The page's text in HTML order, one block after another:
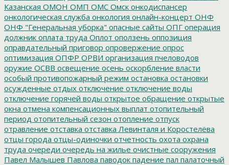
Казанская ОМОН ОМП ОМС Омск онкодиспансер
онкологическая служба онкология онлайн-концерт ОНФ
ОНФ "Генеральная уборка" опасные сайты ОПГ операция
должник оплата труда Оплот оползень оппозиция
оправдательный приговор опровержение опрос
оптимизация ОПФР ОРВИ организация пчеловодов
оружие ОСВВ освещение осень оскорбление власти
особый противопожарный режим остановка остановки
осужденные отдых отключение отключение воды
отключение горячей воды открытое обращение открытые
окна отмена компенсационных выплат отопительный
период отопительный сезон отопление отпуск
отравление отставка отставка Левинталя и Коростелёва
отцы города отцы-одиночки отчетность охота охрана
труда очереди очередь на жилье очистные сооружения
Павел Малышев Павлова паводок падение пал палаточный